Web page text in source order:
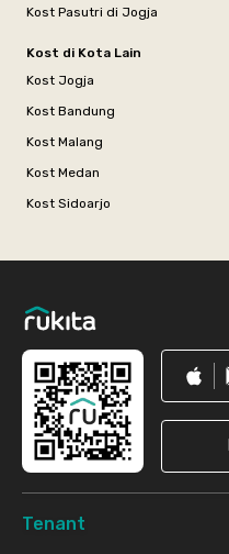
Kost Pasutri di Jogja
Kost di Kota Lain
Kost Jogja
Kost Bandung
Kost Malang
Kost Medan
Kost Sidoarjo
Tenant